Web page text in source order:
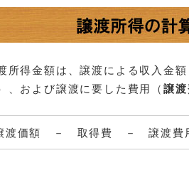
所得金額は、譲渡による収入金
、および譲渡に要した費用（譲
渡価額 － 取得費 － 譲渡